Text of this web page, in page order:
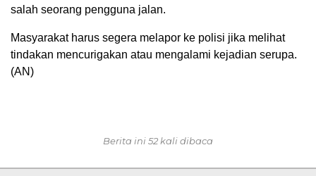
salah seorang pengguna jalan.
Masyarakat harus segera melapor ke polisi jika melihat
tindakan mencurigakan atau mengalami kejadian serupa.
(AN)
Berita ini 52 kali dibaca